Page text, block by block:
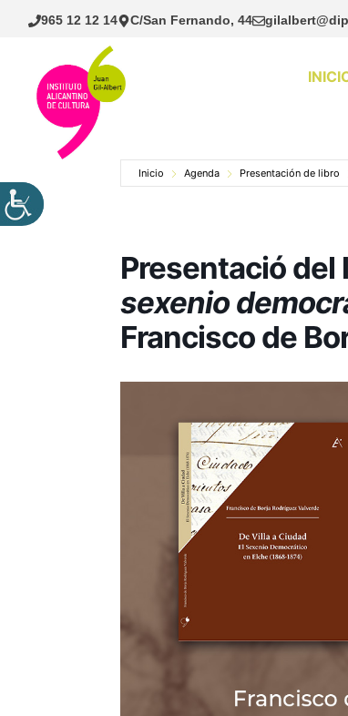
Saltar
965 12 12 14 C/San Fernando, 44
Inicio Agenda Presentación de libro
Presentació del
sexenio
Francisco de